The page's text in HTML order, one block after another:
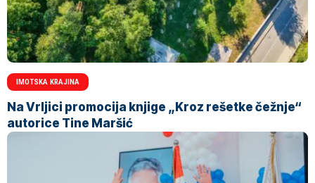
IMOTSKA KRAJINA
Na Vrljici promocija knjige „Kroz rešetke čežnje“
autorice Tine Maršić